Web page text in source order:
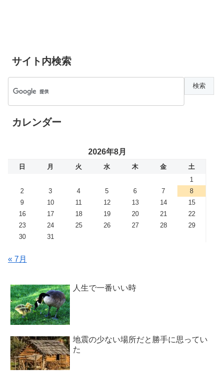
サイト内検索
カレンダー
2026年8月
日 月 火 水 木 金
土
1
2
3 4 5 6 7
8
9
10 11 12 13 14
15
16
17 18 19 20 21
22
23
24 25 26 27 28
29
30
31
« 7月
人生で一番いい時
地震の少ない場所だと勝手に思ってい
た